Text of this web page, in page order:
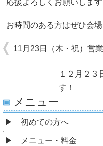
応援よろしくお願いしま
お時間のある方はぜひ会
11月23日（木・祝）営
１２月２３
す！
メニュー
初めての方へ
メニュー・料金